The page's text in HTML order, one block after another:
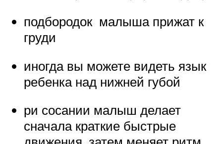
подбородок малыша прижат к
груди
иногда вы можете видеть язык
ребенка над нижней губой
ри сосании малыш делает
сначала краткие быстрые